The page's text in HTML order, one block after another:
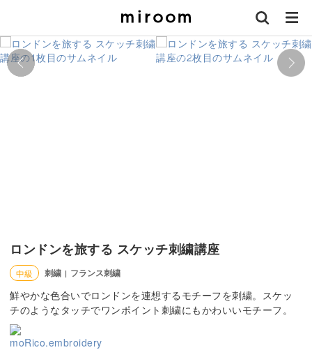
ロンドンを旅する スケッチ刺繍講座
中級 刺繍 | フランス刺繍
鮮やかな色合いでロンドンを連想するモチーフを刺繍。スケッ
チのようなタッチでワンポイント刺繍にもかわいいモチーフ。